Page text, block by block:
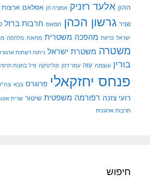
ההון אלעד רזניק אמציה חן אסלאם
שניר גרשון הכהן חמאס חרבות ברזל
ישראל כרזות מהפכה משטרית מחאה מלחמה
משטרה משטרת ישראל ניתוח רשתות
בורין עוצמה עזה עמר דנק פוליטיקה פיל בחנות
פנחס יחזקאלי פרוגרס צבא
רועי צזנה רפורמה משפטית שיטור שרית
תרבות ארגונית
חיפוש